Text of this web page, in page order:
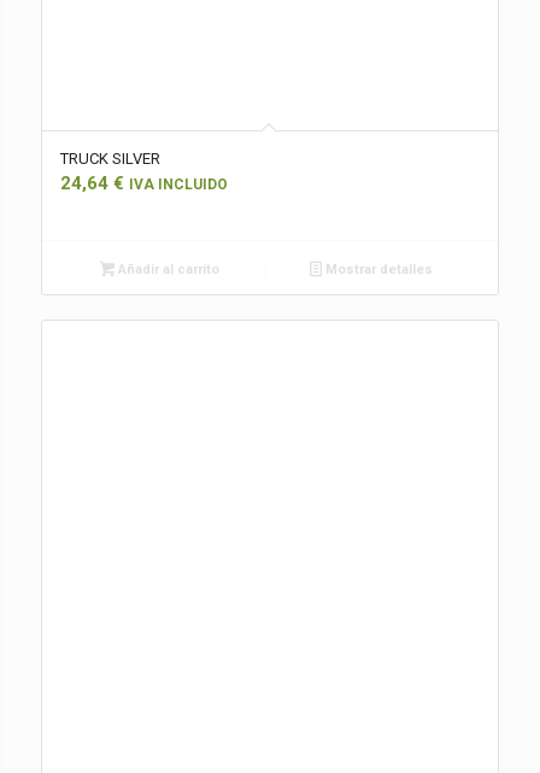
TRUCK SILVER
24,64 € IVA INCLUIDO
Añadir al carrito Mostrar detalles